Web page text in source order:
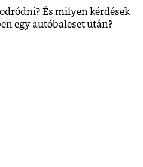
És milyen kérdések
egy autóbaleset után?